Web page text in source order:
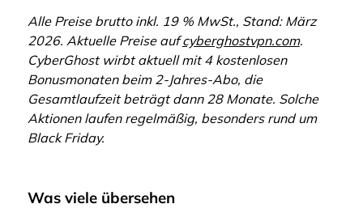
Alle Preise brutto inkl. 19 % MwSt., Stand: März
2026. Aktuelle Preise aufcyberghostvpn.com.
CyberGhost wirbt aktuell mit 4 kostenlosen
Bonusmonaten beim 2-Jahres-Abo, die
Gesamtlaufzeit beträgt dann 28 Monate. Solche
Aktionen laufen regelmäßig, besonders rund um
Black Friday.
Was viele übersehen